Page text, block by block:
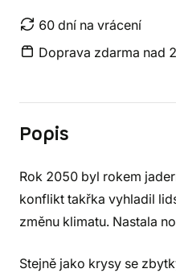
60 dní na vrácení
Doprava zdarma nad
Popis
Rok 2050 byl rokem
konflikt takřka vyhladil
změnu klimatu. Nastala
Stejně jako krysy se